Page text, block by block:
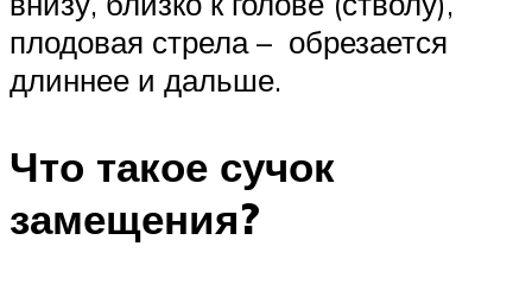
плодовая стрела – обрезается
длиннее и дальше.
Что такое сучок
замещения?